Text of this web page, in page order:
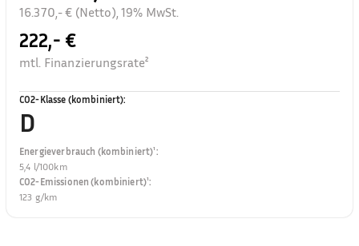
16.370,- € (Netto), 19% MwSt.
222,- €
mtl. Finanzierungsrate²
CO2-Klasse (kombiniert):
D
Energieverbrauch (kombiniert)¹:
5,4 l/100km
CO2-Emissionen (kombiniert)¹:
123 g/km